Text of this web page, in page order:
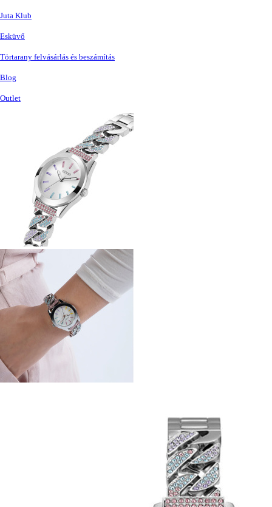
Juta Klub
Esküvő
Törtarany felvásárlás és beszámítás
Blog
Outlet